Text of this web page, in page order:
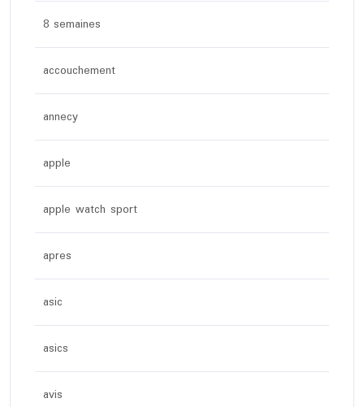
8 semaines
accouchement
annecy
apple
apple watch sport
apres
asic
asics
avis